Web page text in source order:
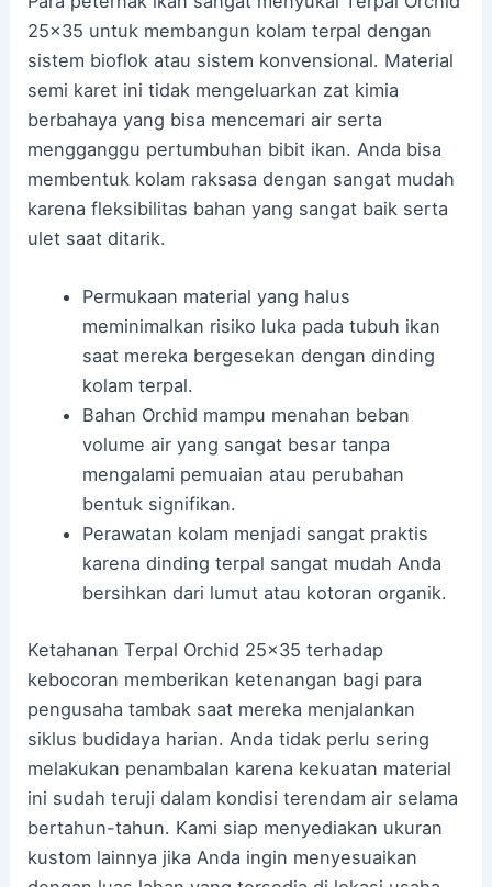
25×35 untuk membangun kolam terpal dengan
sistem bioflok atau sistem konvensional. Material
semi karet ini tidak mengeluarkan zat kimia
berbahaya yang bisa mencemari air serta
mengganggu pertumbuhan bibit ikan. Anda bisa
membentuk kolam raksasa dengan sangat mudah
karena fleksibilitas bahan yang sangat baik serta
ulet saat ditarik.
Permukaan material yang halus
meminimalkan risiko luka pada tubuh ikan
saat mereka bergesekan dengan dinding
kolam terpal.
Bahan Orchid mampu menahan beban
volume air yang sangat besar tanpa
mengalami pemuaian atau perubahan
bentuk signifikan.
Perawatan kolam menjadi sangat praktis
karena dinding terpal sangat mudah Anda
bersihkan dari lumut atau kotoran organik.
Ketahanan Terpal Orchid 25×35 terhadap
kebocoran memberikan ketenangan bagi para
pengusaha tambak saat mereka menjalankan
siklus budidaya harian. Anda tidak perlu sering
melakukan penambalan karena kekuatan material
ini sudah teruji dalam kondisi terendam air selama
bertahun-tahun. Kami siap menyediakan ukuran
kustom lainnya jika Anda ingin menyesuaikan